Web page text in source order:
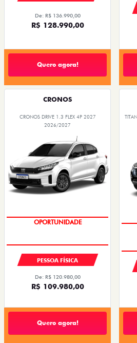
De: R$ 136.990,00
R$ 128.990,00
Quero agora!
CRONOS
CRONOS DRIVE 1.3 FLEX 4P 2027
2026/2027
OPORTUNIDADE
PESSOA FÍSICA
De: R$ 120.980,00
R$ 109.980,00
Quero agora!